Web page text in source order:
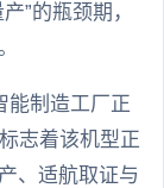
”的瓶颈期，
能制造工厂正
志着该机型正
、适航取证与